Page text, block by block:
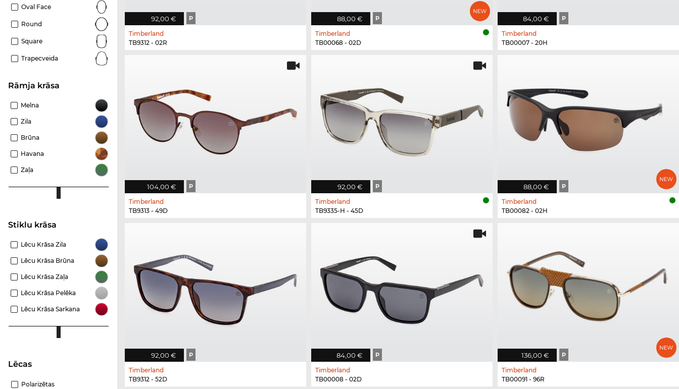
Oval Face
Round
Square
Trapecveida
Rāmja krāsa
Melna
Zila
Brūna
Havana
Zaļa
Stiklu krāsa
Lēcu Krāsa Zila
Lēcu Krāsa Brūna
Lēcu Krāsa Zaļa
Lēcu Krāsa Pelēka
Lēcu Krāsa Sarkana
Lēcas
Polarizētas
92,00 € P
Timberland
TB9312 - 02R
88,00 € P
Timberland
TB00068 - 02D
84,00 € P
Timberland
TB00007 - 20H
104,00 € P
Timberland
TB9313 - 49D
92,00 € P
Timberland
TB9335-H - 45D
88,00 € P
Timberland
TB00082 - 02H
92,00 € P
Timberland
TB9312 - 52D
84,00 € P
Timberland
TB00008 - 02D
136,00 € P
Timberland
TB00091 - 96R